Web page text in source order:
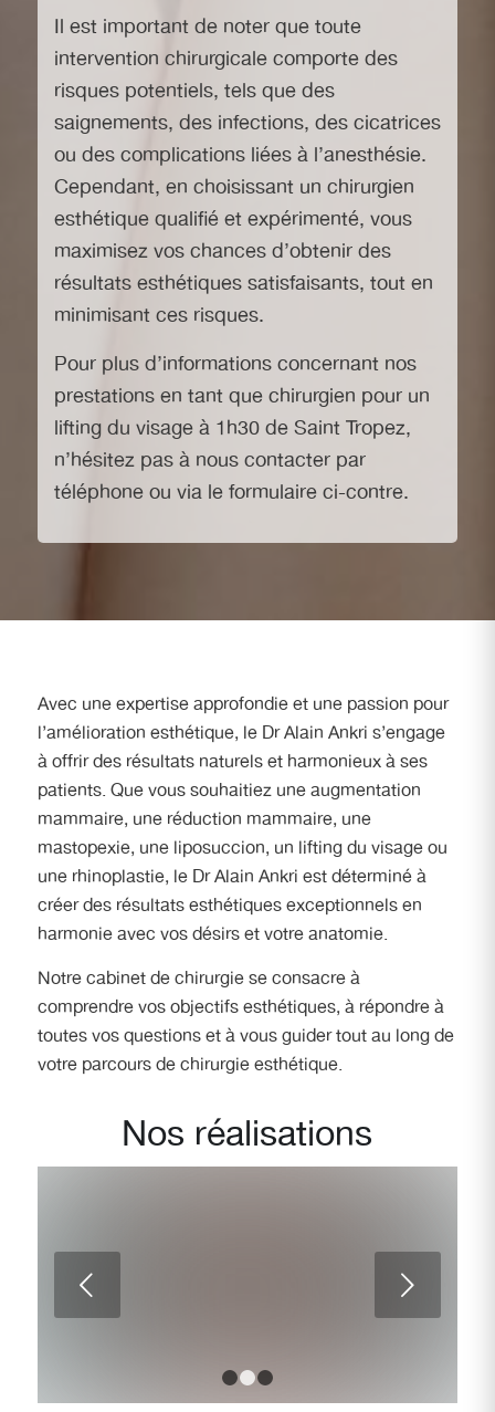
Il est important de noter que toute
intervention chirurgicale comporte des
risques potentiels, tels que des
saignements, des infections, des cicatrices
ou des complications liées à l’anesthésie.
Cependant, en choisissant un chirurgien
esthétique qualifié et expérimenté, vous
maximisez vos chances d’obtenir des
résultats esthétiques satisfaisants, tout en
minimisant ces risques.
Pour plus d’informations concernant nos
prestations en tant que chirurgien pour un
lifting du visage à 1h30 de Saint Tropez,
n’hésitez pas à nous contacter par
téléphone ou via le formulaire ci-contre.
Avec une expertise approfondie et une passion pour
l’amélioration esthétique, le Dr Alain Ankri s’engage
à offrir des résultats naturels et harmonieux à ses
patients. Que vous souhaitiez une augmentation
mammaire, une réduction mammaire, une
mastopexie, une liposuccion, un lifting du visage ou
une rhinoplastie, le Dr Alain Ankri est déterminé à
créer des résultats esthétiques exceptionnels en
harmonie avec vos désirs et votre anatomie.
Notre cabinet de chirurgie se consacre à
comprendre vos objectifs esthétiques, à répondre à
toutes vos questions et à vous guider tout au long de
votre parcours de chirurgie esthétique.
Nos réalisations
Femme de 67 ans opérée d’un